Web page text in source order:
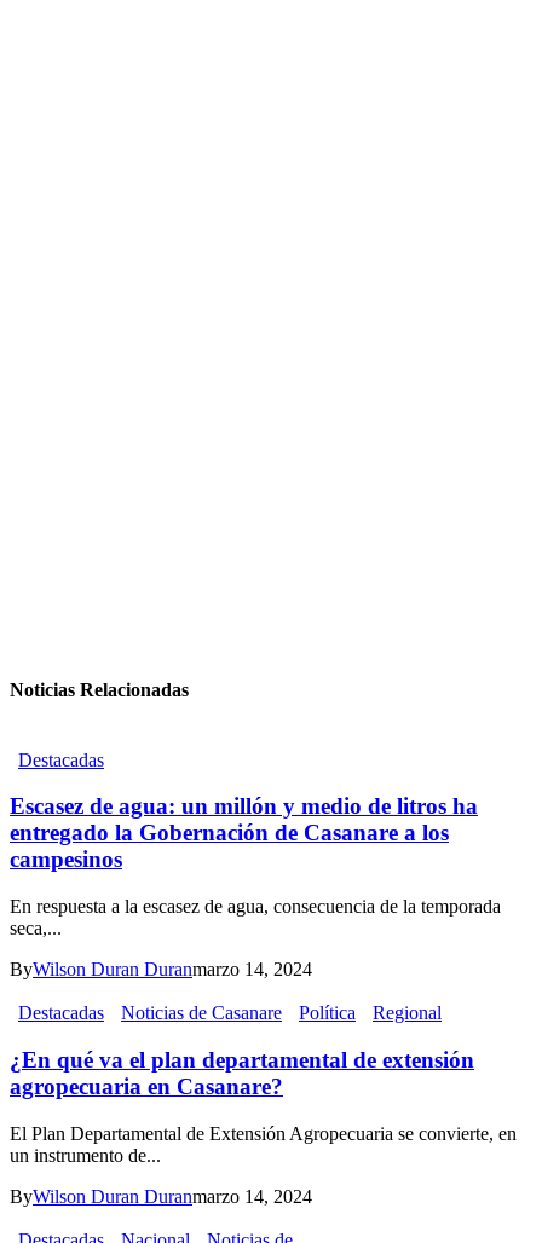
Noticias Relacionadas
Destacadas
Escasez de agua: un millón y medio de litros ha
entregado la Gobernación de Casanare a los
campesinos
En respuesta a la escasez de agua, consecuencia de la temporada
seca,...
ByWilson Duran Duranmarzo 14, 2024
Destacadas Noticias de Casanare Política Regional
¿En qué va el plan departamental de extensión
agropecuaria en Casanare?
El Plan Departamental de Extensión Agropecuaria se convierte, en
un instrumento de...
ByWilson Duran Duranmarzo 14, 2024